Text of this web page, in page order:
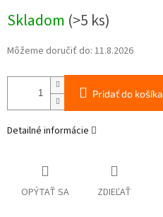
cena:
Skladom (>5 ks)
Môžeme doručiť do: 11.8.2026
Pridať do košíka
Detailné informácie
OPÝTAŤ SA ZDIEĽAŤ